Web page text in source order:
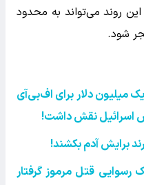
روند می‌تواند به محدود
شود.
میلیون دلار برای اف‌بی‌آی
اسرائیل نقش داشت!
برایش آدم بکشند!
قتل مرموز گرفتار